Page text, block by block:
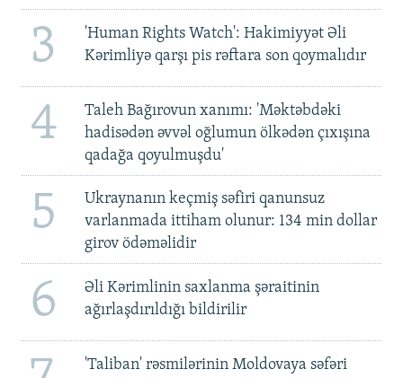
3
'Human Rights Watch': Hakimiyyət Əli
Kərimliyə qarşı pis rəftara son qoymalıdır
4
Taleh Bağırovun xanımı: 'Məktəbdəki
hadisədən əvvəl oğlumun ölkədən çıxışına
qadağa qoyulmuşdu'
5
Ukraynanın keçmiş səfiri qanunsuz
varlanmada ittiham olunur: 134 min dollar
girov ödəməlidir
6
Əli Kərimlinin saxlanma şəraitinin
ağırlaşdırıldığı bildirilir
'Taliban' rəsmilərinin Moldovaya səfəri